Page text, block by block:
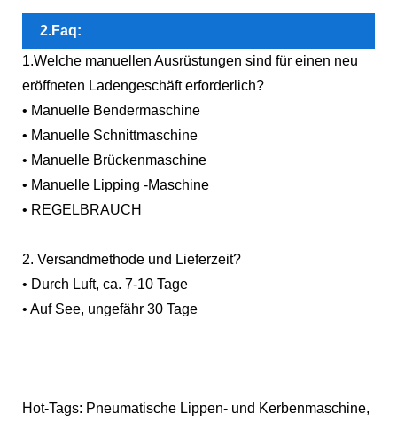
2.Faq:
1.Welche manuellen Ausrüstungen sind für einen neu
eröffneten Ladengeschäft erforderlich?
• Manuelle Bendermaschine
• Manuelle Schnittmaschine
• Manuelle Brückenmaschine
• Manuelle Lipping -Maschine
• REGELBRAUCH
2. Versandmethode und Lieferzeit?
• Durch Luft, ca. 7-10 Tage
• Auf See, ungefähr 30 Tage
Hot-Tags: Pneumatische Lippen- und Kerbenmaschine,